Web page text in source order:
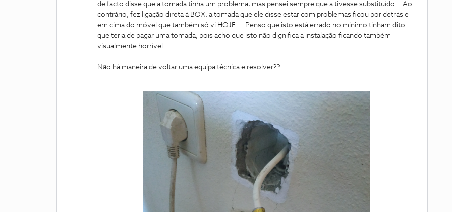
de facto disse que a tomada tinha um problema, mas pensei sempre que a tivesse substituído… Ao
contrário, fez ligação direta à BOX. a tomada que ele disse estar com problemas ficou por detrás e
em cima do móvel que também só vi HOJE…. Penso que isto está errado no minimo tinham dito
que teria de pagar uma tomada, pois acho que isto não dignifica a instalação ficando também
visualmente horrível.
Não há maneira de voltar uma equipa técnica e resolver??